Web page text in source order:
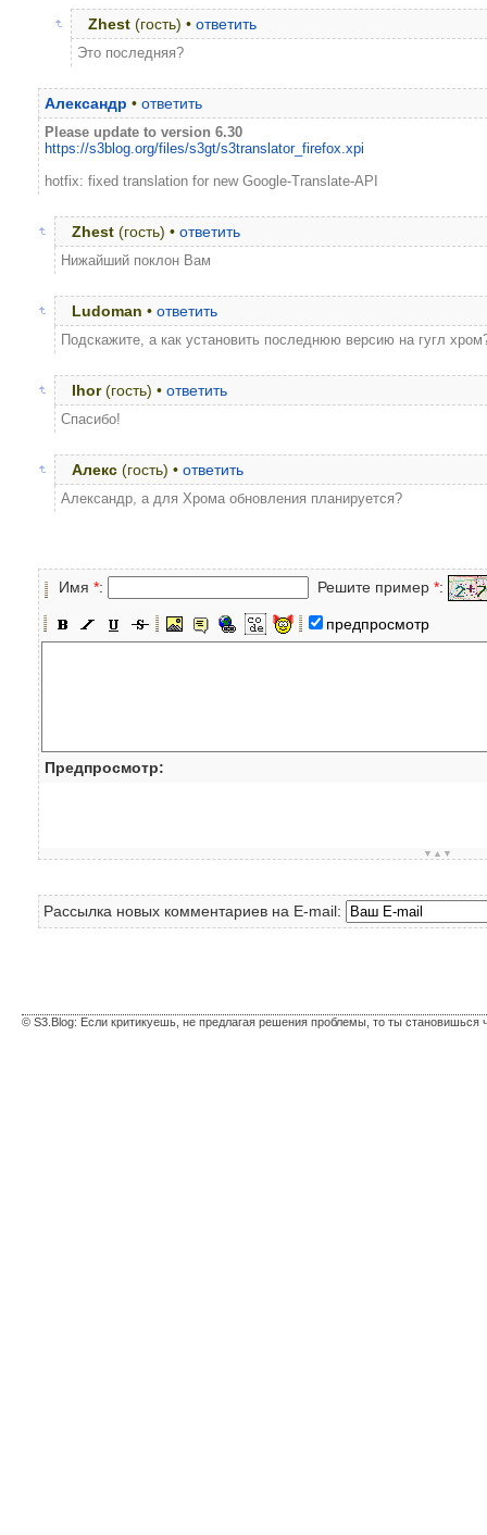
Zhest (гость) • ответить
Это последняя?
Александр • ответить
Please update to version 6.30
https://s3blog.org/files/s3gt/s3translator_firefox.xpi
hotfix: fixed translation for new Google-Translate-API
Zhest (гость) • ответить
Нижайший поклон Вам
Ludoman • ответить
Подскажите, а как установить последнюю версию на гугл
Ihor(гость) • ответить
Спасибо!
Алекс (гость) • ответить
Александр, а для Хрома обновления планируется?
Имя *: Решите пример *:
предпросмотр
Предпросмотр:
▼▲▼
Рассылка новых комментариев на E-mail:
© S3.Blog: Если критикуешь, не предлагая решения проблемы, то ты становишься